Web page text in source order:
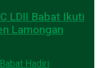
LDII Babat Ikuti
Lamongan